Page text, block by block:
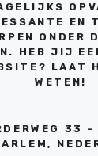
EN
ONDER
HEB JIJ
LAAT
WETEN!
33